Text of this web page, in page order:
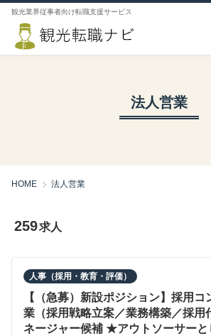
観光業界従事者向け転職支援サービス
法人営業
HOME 法人営業
259求人
人事（採用・教育・評価）
【（急募）新設ポジション】採用コ
業（採用戦略立案／業務構築／採
ネージャー候補 ★アウトソーサー